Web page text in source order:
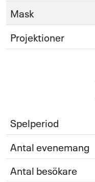
Mask
Projektioner
Spelperiod
Antal evenemang
Antal besökare